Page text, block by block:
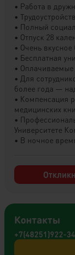
• Работа в
•
• Полный
• Отпуск 28
• Очень
• Бесплатная
•
• Для
более года —
• Компенсация
медицинских
•
Университете
• В ночное
Контакты
+7(48251)922-34